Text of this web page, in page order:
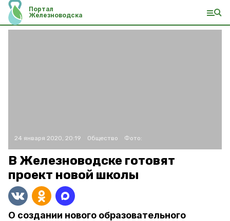
Портал
Железноводска
24 января 2020, 20:19 Общество Фото:
В Железноводске готовят
проект новой школы
О создании нового образовательного